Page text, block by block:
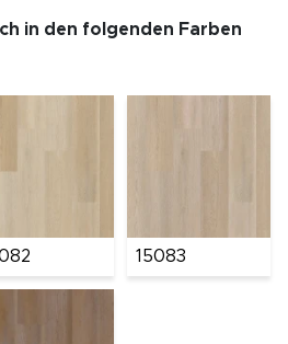
in den folgenden Farben
15083